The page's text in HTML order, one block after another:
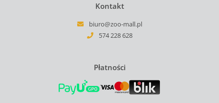
Kontakt
biuro@zoo-mall.pl
574 228 628
Płatności